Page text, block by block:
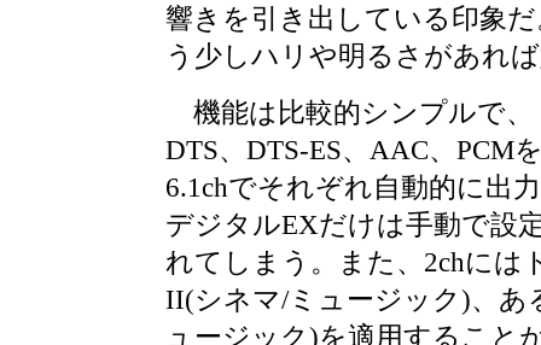
響きを引き出している印象
う少しハリや明るさがあれ
機能は比較的シンプルで
DTS、DTS-ES、AAC、PCM
6.1chでそれぞれ自動的に出
デジタルEXだけは手動で設
れてしまう。また、2chには
II(シネマ/ミュージック)、あ
ュージック)を適用すること